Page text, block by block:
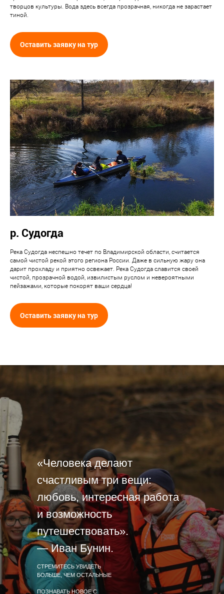
творцов культуры. Вода здесь всегда прозрачная, никогда не зарастает
тиной.
Оставить заявку на тур
р. Судогда
Река Судогда неспешно течет по Владимирской области, считается
самой чистой рекой этого региона России. Даже в сильную жару она
дарит прохладу и приятно освежает. Река Судогда славится своей
чистой, прозрачной водой, извилистым руслом и невероятными
пейзажами, которые покорят ваши сердца!
Оставить заявку на тур
«Человека делают
счастливым три вещи:
любовь, интересная работа
и возможность
путешествовать».
— Иван Бунин.
СТРЕМИТЕСЬ УВИДЕТЬ
БОЛЬШЕ, ЧЕМ ОСТАЛЬНЫЕ
ПОЗНАВАТЬ НОВОЕ С